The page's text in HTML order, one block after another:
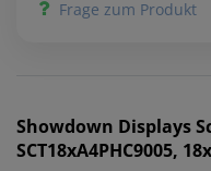
Frage zum Produkt
Showdown Displays
SCT18xA4PHC9005,